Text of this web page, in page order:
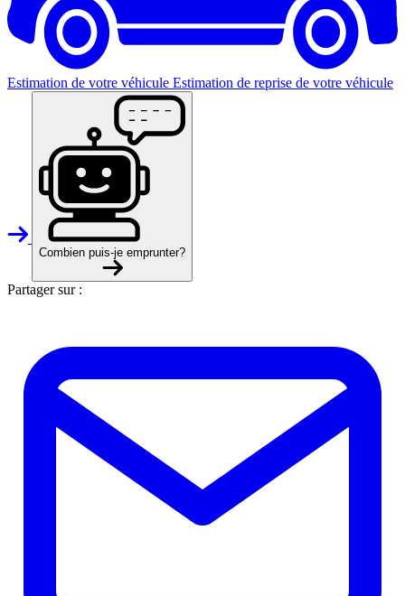
Estimation de votre véhicule Estimation de reprise de votre véhicule
Combien puis-je emprunter?
Partager sur :